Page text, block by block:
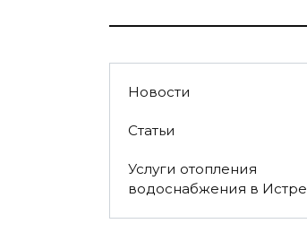
Новости
Статьи
Услуги отопления
водоснабжения в Истре